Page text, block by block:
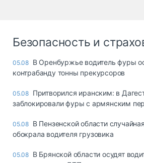
Безопасность и
05.08 В Оренбуржье водитель фуры
контрабанду тонны прекурсоров
05.08 Притворился иранским: в
заблокировали фуры с армянским
05.08 В Пензенской области
обокрала водителя грузовика
05.08 В Брянской области осудят